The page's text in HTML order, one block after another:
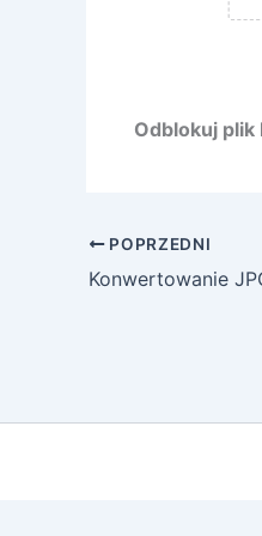
Odblokuj plik
POPRZEDNI
Konwertowanie